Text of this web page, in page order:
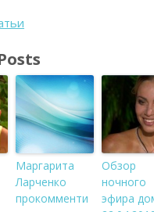
Маргарита
Ларченко
прокомменти
Обзор
ночного
эфира